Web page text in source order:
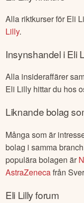
Alla riktkurser för Eli
Lilly.
Insynshandel iEli
Alla insideraffärer
Eli Lilly hittar du hos
Liknande bolag
Många som är
bolag i samma
populära bolagen är
AstraZenecafrån
Eli Lillyforum